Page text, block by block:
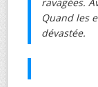
Quand les
dévastée.